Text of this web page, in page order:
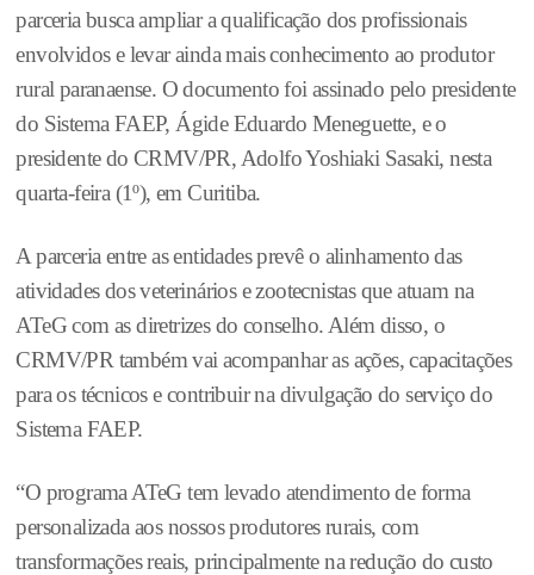
parceria busca ampliar a qualificação dos profissionais
envolvidos e levar ainda mais conhecimento ao produtor
rural paranaense. O documento foi assinado pelo presidente
do Sistema FAEP, Ágide Eduardo Meneguette, e o
presidente do CRMV/PR, Adolfo Yoshiaki Sasaki, nesta
quarta-feira (1º), em Curitiba.
A parceria entre as entidades prevê o alinhamento das
atividades dos veterinários e zootecnistas que atuam na
ATeG com as diretrizes do conselho. Além disso, o
CRMV/PR também vai acompanhar as ações, capacitações
para os técnicos e contribuir na divulgação do serviço do
Sistema FAEP.
“O programa ATeG tem levado atendimento de forma
personalizada aos nossos produtores rurais, com
transformações reais, principalmente na redução do custo